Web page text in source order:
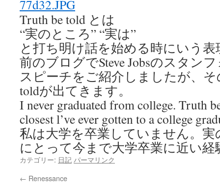
Truth be told とは
“実のところ” “実は”
と打ち明け話を始める時にいう表
前のブログでSteve Jobsのスタン
スピーチをご紹介しましたが、そ
toldが出てきます。
I never graduated from college. Truth
closest l’ve ever gotten to a college
私は大学を卒業していません。
にとって今まで大学卒業に近い
カテゴリー: 日記 パーマリンク
← Renessance